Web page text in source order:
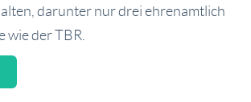
darunter nur drei ehrenamtlich
wie der TBR.